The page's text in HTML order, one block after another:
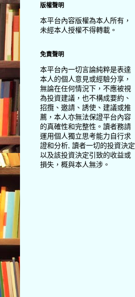
版權聲明
本平台內容版權為本人所有，
未經本人授權不得轉載。
免責聲明
本平台內一切言論純粹是表達
本人的個人意見或經驗分享，
無論在任何情況下，不應被視
為投資建議，也不構成要約、
招攬、邀請、誘使、建議或推
薦，本人亦無法保證平台內容
的真確性和完整性。讀者務請
運用個人獨立思考能力自行求
證和分析, 讀者一切的投資決定
以及該投資決定引致的收益或
損失，概與本人無涉。